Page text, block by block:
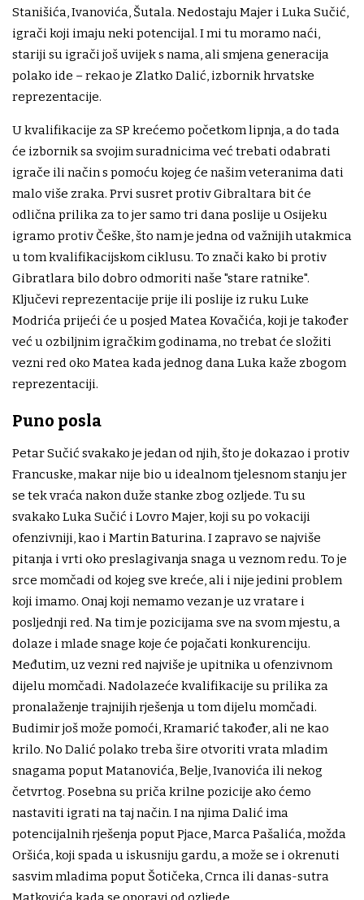
Stanišića, Ivanovića, Šutala. Nedostaju Majer i Luka Sučić,
igrači koji imaju neki potencijal. I mi tu moramo naći,
stariji su igrači još uvijek s nama, ali smjena generacija
polako ide – rekao je Zlatko Dalić, izbornik hrvatske
reprezentacije.
U kvalifikacije za SP krećemo početkom lipnja, a do tada
će izbornik sa svojim suradnicima već trebati odabrati
igrače ili način s pomoću kojeg će našim veteranima dati
malo više zraka. Prvi susret protiv Gibraltara bit će
odlična prilika za to jer samo tri dana poslije u Osijeku
igramo protiv Češke, što nam je jedna od važnijih utakmica
u tom kvalifikacijskom ciklusu. To znači kako bi protiv
Gibratlara bilo dobro odmoriti naše "stare ratnike".
Ključevi reprezentacije prije ili poslije iz ruku Luke
Modrića prijeći će u posjed Matea Kovačića, koji je također
već u ozbiljnim igračkim godinama, no trebat će složiti
vezni red oko Matea kada jednog dana Luka kaže zbogom
reprezentaciji.
Puno posla
Petar Sučić svakako je jedan od njih, što je dokazao i protiv
Francuske, makar nije bio u idealnom tjelesnom stanju jer
se tek vraća nakon duže stanke zbog ozljede. Tu su
svakako Luka Sučić i Lovro Majer, koji su po vokaciji
ofenzivniji, kao i Martin Baturina. I zapravo se najviše
pitanja i vrti oko preslagivanja snaga u veznom redu. To je
srce momčadi od kojeg sve kreće, ali i nije jedini problem
koji imamo. Onaj koji nemamo vezan je uz vratare i
posljednji red. Na tim je pozicijama sve na svom mjestu, a
dolaze i mlade snage koje će pojačati konkurenciju.
Međutim, uz vezni red najviše je upitnika u ofenzivnom
dijelu momčadi. Nadolazeće kvalifikacije su prilika za
pronalaženje trajnijih rješenja u tom dijelu momčadi.
Budimir još može pomoći, Kramarić također, ali ne kao
krilo. No Dalić polako treba šire otvoriti vrata mladim
snagama poput Matanovića, Belje, Ivanovića ili nekog
četvrtog. Posebna su priča krilne pozicije ako ćemo
nastaviti igrati na taj način. I na njima Dalić ima
potencijalnih rješenja poput Pjace, Marca Pašalića, možda
Oršića, koji spada u iskusniju gardu, a može se i okrenuti
sasvim mladima poput Šotičeka, Crnca ili danas-sutra